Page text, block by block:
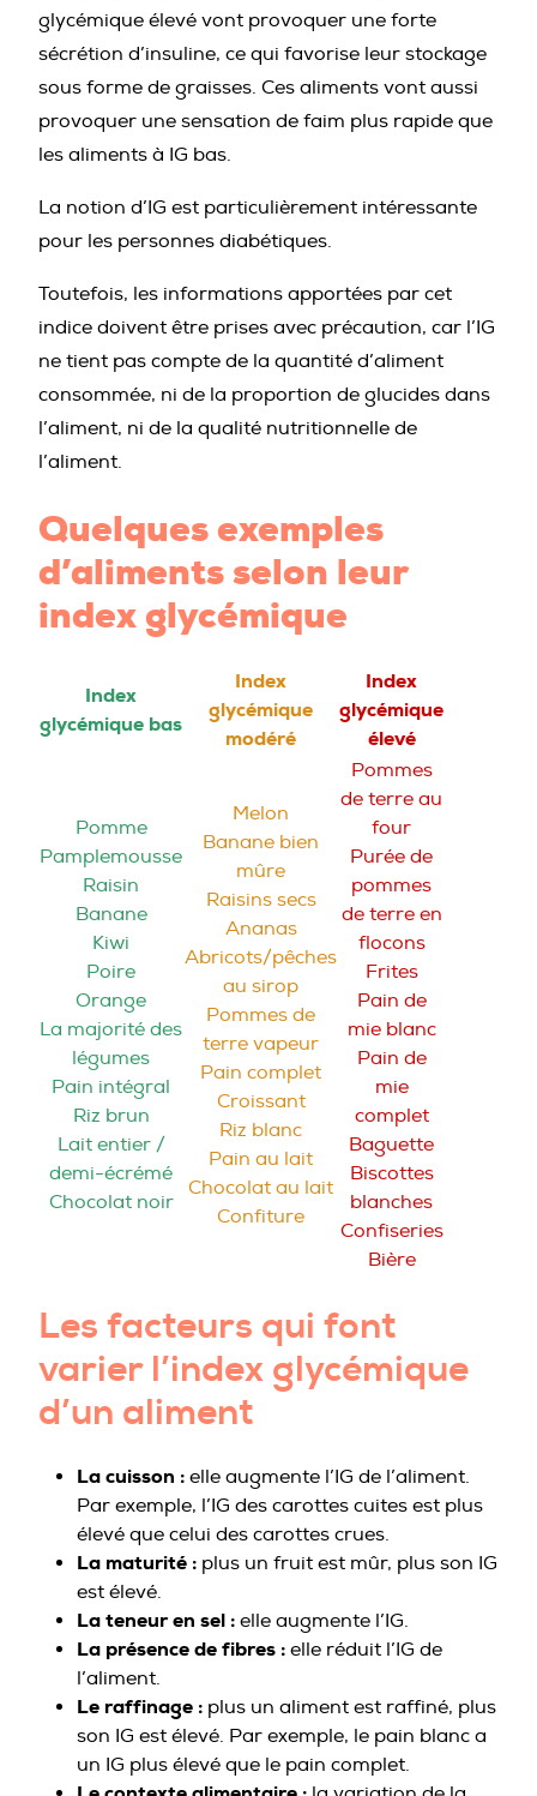
glycémique élevé vont provoquer une forte
sécrétion d’insuline, ce qui favorise leur stockage
sous forme de graisses. Ces aliments vont aussi
provoquer une sensation de faim plus rapide que
les aliments à IG bas.
La notion d’IG est particulièrement intéressante
pour les personnes diabétiques.
Toutefois, les informations apportées par cet
indice doivent être prises avec précaution, car l’IG
ne tient pas compte de la quantité d’aliment
consommée, ni de la proportion de glucides dans
l’aliment, ni de la qualité nutritionnelle de
l’aliment.
Quelques exemples
d’aliments selon leur
index glycémique
Index
glycémique bas
Index
glycémique
modéré
Index
glycémique
élevé
Pomme
Pamplemousse
Raisin
Banane
Kiwi
Poire
Orange
La majorité des
légumes
Pain intégral
Riz brun
Lait entier /
demi-écrémé
Chocolat noir
Melon
Banane bien
mûre
Raisins secs
Ananas
Abricots/pêches
au sirop
Pommes de
terre vapeur
Pain complet
Croissant
Riz blanc
Pain au lait
Chocolat au lait
Confiture
Pommes
de terre au
four
Purée de
pommes
de terre en
flocons
Frites
Pain de
mie blanc
Pain de
mie
complet
Baguette
Biscottes
blanches
Confiseries
Bière
Les facteurs qui font
varier l’index glycémique
d’un aliment
La cuisson : elle augmente l’IG de l’aliment.
Par exemple, l’IG des carottes cuites est plus
élevé que celui des carottes crues.
La maturité : plus un fruit est mûr, plus son IG
est élevé.
La teneur en sel : elle augmente l’IG.
La présence de fibres : elle réduit l’IG de
l’aliment.
Le raffinage : plus un aliment est raffiné, plus
son IG est élevé. Par exemple, le pain blanc a
un IG plus élevé que le pain complet.